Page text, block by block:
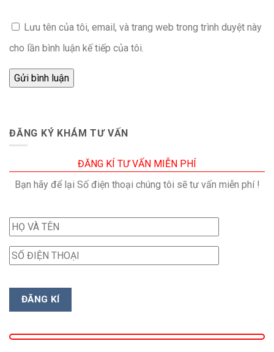
Lưu tên của tôi, email, và trang web trong trình duyệt này
cho lần bình luận kế tiếp của tôi.
ĐĂNG KÝ KHÁM TƯ VẤN
ĐĂNG KÍ TƯ VẤN MIỄN PHÍ
Bạn hãy để lại Số điện thoại chúng tôi sẽ tư vấn miễn phí !